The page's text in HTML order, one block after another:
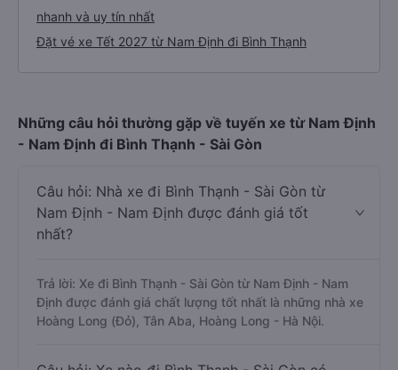
nhanh và uy tín nhất
Đặt vé xe Tết 2027 từ Nam Định đi Bình Thạnh
Những câu hỏi thường gặp về tuyến xe từ Nam Định
- Nam Định đi Bình Thạnh - Sài Gòn
Câu hỏi: Nhà xe đi Bình Thạnh - Sài Gòn từ
Nam Định - Nam Định được đánh giá tốt
nhất?
Trả lời: Xe đi Bình Thạnh - Sài Gòn từ Nam Định - Nam
Định được đánh giá chất lượng tốt nhất là những nhà xe
Hoàng Long (Đỏ), Tân Aba, Hoàng Long - Hà Nội.